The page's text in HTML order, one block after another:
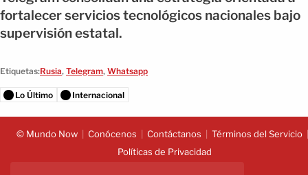
fortalecer servicios tecnológicos nacionales bajo
supervisión estatal.
Etiquetas:Rusia, Telegram, Whatsapp
Lo Último Internacional
© Mundo Now Conócenos Contáctanos
Términos del Servicio
Políticas de Privacidad